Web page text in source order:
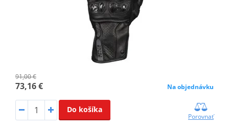
91,00 €
73,16 € Na objednávku
Do košíka
Porovnať